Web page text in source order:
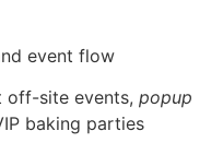
event flow
off-site events, popup
baking parties